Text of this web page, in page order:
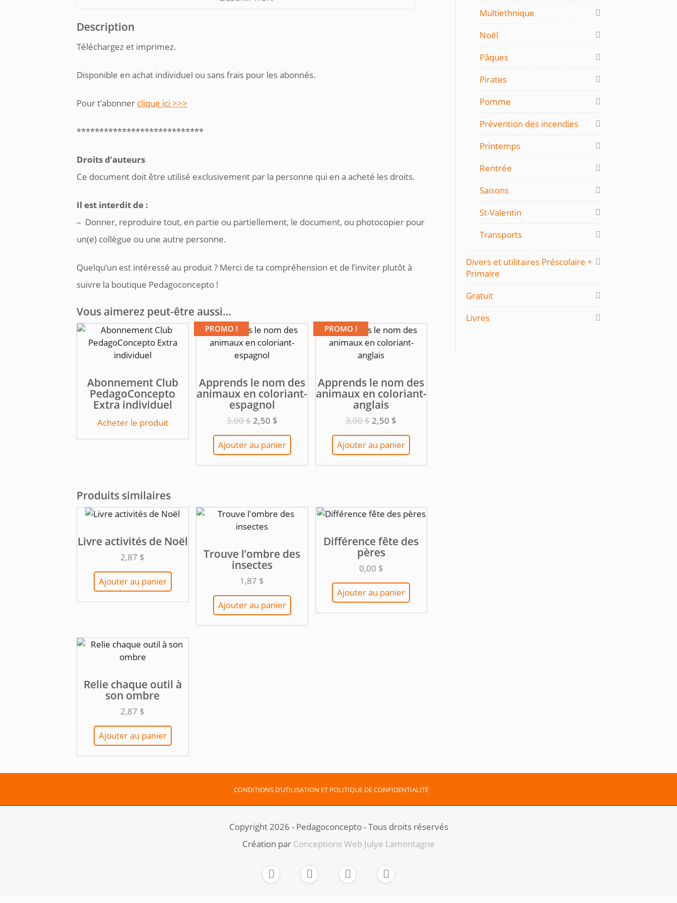
Description
Téléchargez et imprimez.
Disponible en achat individuel ou sans frais pour les abonnés.
Pour t’abonner clique ici >>>
****************************
Droits d’auteurs
Ce document doit être utilisé exclusivement par la personne qui en a acheté les droits.
Il est interdit de :
– Donner, reproduire tout, en partie ou partiellement, le document, ou photocopier pour
un(e) collègue ou une autre personne.
Quelqu’un est intéressé au produit ? Merci de ta compréhension et de l’inviter plutôt à
suivre la boutique Pedagoconcepto !
Vous aimerez peut-être aussi…
Abonnement Club
PedagoConcepto
Extra individuel
Acheter le produit
PROMO !
Apprends le nom des
animaux en coloriant-
espagnol
3,00$ Le
prix
initial
était :
3,00 $.
2,50 $Le
actuel
est :
2,50 $.
Ajouter au panier
PROMO !
Apprends le nom des
animaux en coloriant-
anglais
3,00$Le
prix
initial
était :
3,00 $.
2,50 $
actuel
est :
2,50 $.
Ajouter au panier
Produits similaires
Livre activités de Noël
2,87 $
Ajouter au panier
Trouve l’ombre des
insectes
1,87 $
Ajouter au panier
Différence fête des
pères
0,00 $
Ajouter au panier
Relie chaque outil à
son ombre
2,87 $
Ajouter au panier
Multiethnique
Noël
Pâques
Pirates
Pomme
Prévention des incendies
Printemps
Rentrée
Saisons
St-Valentin
Transports
Divers et utilitaires Préscolaire +
Primaire
Gratuit
Livres
CONDITIONS D’UTILISATION ET POLITIQUE DE CONFIDENTIALITÉ
Copyright 2026 - Pedagoconcepto - Tous droits réservés
Création par ​ Conceptions Web Julye Lamontagne
   